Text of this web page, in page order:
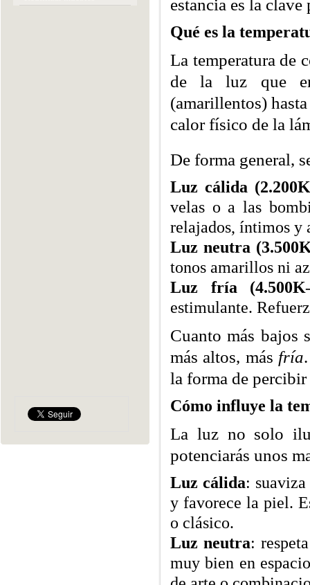
estancia es la clave
Qué es la
La temperatura de
de la luz que
(amarillentos)
calor físico de la
De forma general,
Luz cálida
velas o a las
relajados, íntimos y
Luz neutra
tonos amarillos ni
Luz fría
estimulante.
Cuanto más
más altos, más fría
la forma de
Cómo influye la
La luz no solo
potenciarás unos
Luz cálida:
y favorece la piel.
o clásico.
Luz neutra:
muy bien en